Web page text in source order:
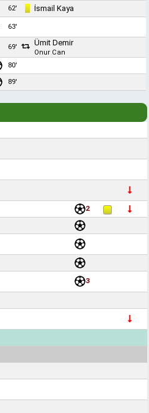
62'
İsmail Kaya
63'
69' Ümit Demir
Onur Can
80'
89'
2
3